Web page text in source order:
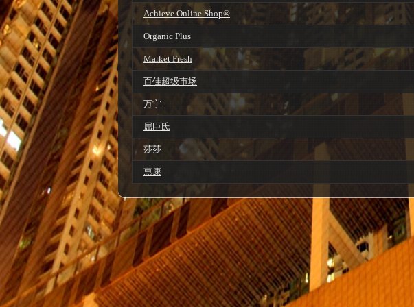
Achieve Online Shop®
Organic Plus
Market Fresh
百佳超级市场
万宁
屈臣氏
莎莎
惠康